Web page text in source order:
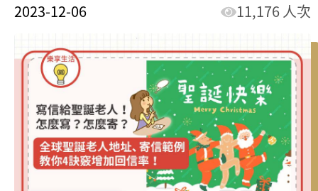
2023-12-06 11,176 人次